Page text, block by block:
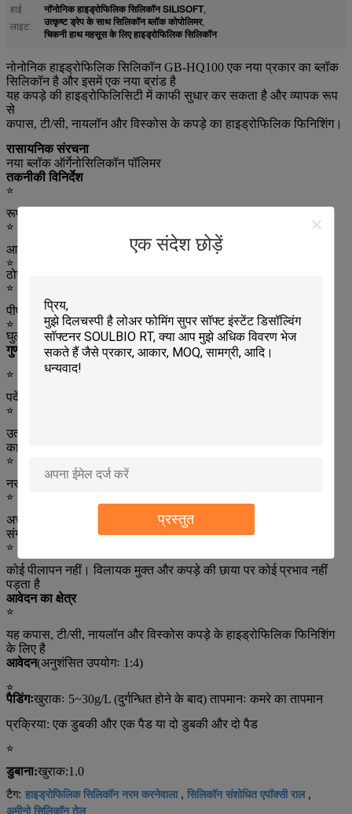
एक संदेश छोड़ें
प्रस्तुत
हाई
लाइट:
नॉनोनिक हाइड्रोफिलिक सिलिकॉन SILISOFT,
उत्कृष्ट ड्रेप के साथ सिलिकॉन ब्लॉक कोपोलिमर,
चिकनी हाथ महसूस के लिए हाइड्रोफिलिक सिलिकॉन
नोनोनिक हाइड्रोफिलिक सिलिकॉन GB-HQ100 एक नया प्रकार का ब्लॉक
सिलिकॉन है और इसमें एक नया ब्रांड है
यह कपड़े की हाइड्रोफिलिसिटी में काफी सुधार कर सकता है और व्यापक रूप
से
कपास, टी/सी, नायलॉन और विस्कोस के कपड़े का हाइड्रोफिलिक फिनिशिंग।
रासायनिक संरचना
नया ब्लॉक ऑर्गेनोसिलिकॉन पॉलिमर
तकनीकी विनिर्देश
☆
रूपः पीला पारदर्शी चिपचिपा तरल
☆
आयनिकताः गैर आयनिक
☆
ठोस सामग्री
☆
पीएच मानः 5.0 ~ 7.0
☆
घुलनशीलताः किसी भी अनुपात में पानी में समान रूप से फैल सकता है
गुण
☆
पर्दे की उत्कृष्ट हाथ की भावना और अच्छी चिकनाई
☆
उत्कृष्ट हाइड्रोफिलिसिटी और कपड़े के प्रकारों की हाइड्रोफिलिसिटी में
काफी सुधार कर सकता है
☆
नरम करने वाले पदार्थों को हटाए बिना फिर से रंग सकता है
☆
अच्छी संगतता, फिक्सिंग एजेंट, ब्राइटनिंग एजेंट, चिपकने वाले आदि के साथ
संगत हो सकती है।
☆
कोई पीलापन नहीं। विलायक मुक्त और कपड़े की छाया पर कोई प्रभाव नहीं
पड़ता है
आवेदन का क्षेत्र
☆
यह कपास, टी/सी, नायलॉन और विस्कोस कपड़े के हाइड्रोफिलिक फिनिशिंग
के लिए है
आवेदन(अनुशंसित उपयोगः 1:4)
☆
पैडिंगःखुराकः 5~30g/L (दुर्गन्धित होने के बाद) तापमानः कमरे का तापमान
प्रक्रिया: एक डुबकी और एक पैड या दो डुबकी और दो पैड
☆
डुबाना:खुराक:1.0
टैग: हाइड्रोफिलिक सिलिकॉन नरम करनेवाला, सिलिकॉन संशोधित एपॉक्सी राल,
अमीनो सिलिकॉन तेल